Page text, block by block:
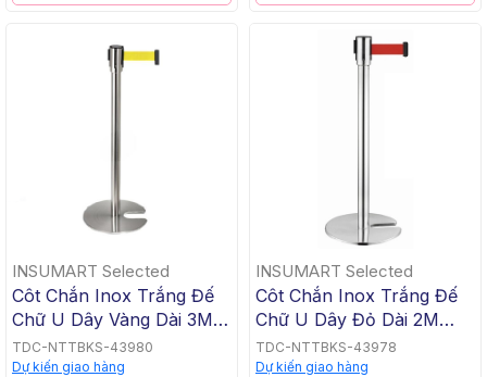
INSUMART Selected
Côt Chắn Inox Trắng Đế
Chữ U Dây Vàng Dài 3M
PTCI-U3Y
TDC-NTTBKS-43980
Dự kiến giao hàng
INSUMART Selected
Côt Chắn Inox Trắng Đế
Chữ U Dây Đỏ Dài 2M
PTCI-U
TDC-NTTBKS-43978
Dự kiến giao hàng